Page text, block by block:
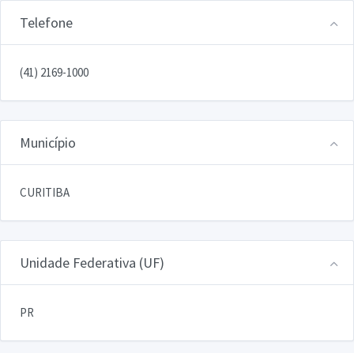
Telefone
(41) 2169-1000
Município
CURITIBA
Unidade Federativa (UF)
PR